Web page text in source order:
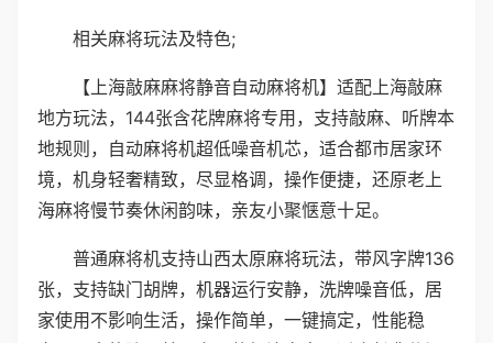
相关麻将玩法及特色;
【上海敲麻麻将静音自动麻将机】适配上海敲麻
地方玩法，144张含花牌麻将专用，支持敲麻、听牌本
地规则，自动麻将机超低噪音机芯，适合都市居家环
境，机身轻奢精致，尽显格调，操作便捷，还原老上
海麻将慢节奏休闲韵味，亲友小聚惬意十足。
普通麻将机支持山西太原麻将玩法，带风字牌136
张，支持缺门胡牌，机器运行安静，洗牌噪音低，居
家使用不影响生活，操作简单，一键搞定，性能稳